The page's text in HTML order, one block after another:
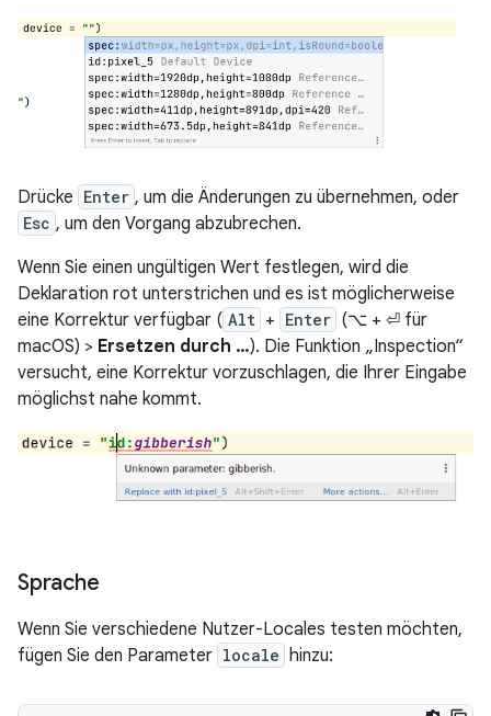
Drücke Enter , um die Änderungen zu übernehmen, oder
Esc , um den Vorgang abzubrechen.
Wenn Sie einen ungültigen Wert festlegen, wird die
Deklaration rot unterstrichen und es ist möglicherweise
eine Korrektur verfügbar ( Alt + Enter (⌥ + ⏎ für
macOS) > Ersetzen durch …). Die Funktion „Inspection“
versucht, eine Korrektur vorzuschlagen, die Ihrer Eingabe
möglichst nahe kommt.
Sprache
Wenn Sie verschiedene Nutzer-Locales testen möchten,
fügen Sie den Parameter locale hinzu: